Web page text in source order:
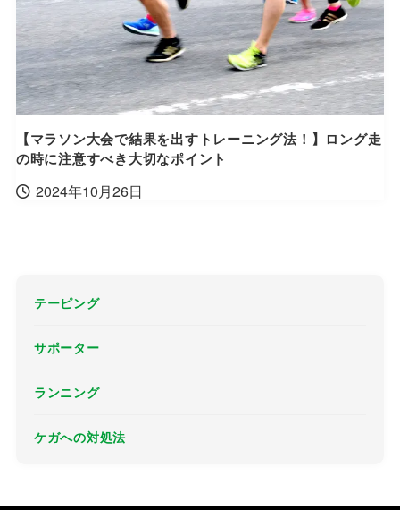
【マラソン大会で結果を出すトレーニング法！】ロング走
の時に注意すべき大切なポイント
2024年10月26日
テーピング
サポーター
ランニング
ケガへの対処法